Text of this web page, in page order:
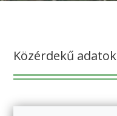
Közérdekű adatok